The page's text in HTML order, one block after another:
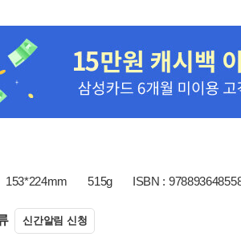
153*224mm 515g ISBN :
신간알림 신청